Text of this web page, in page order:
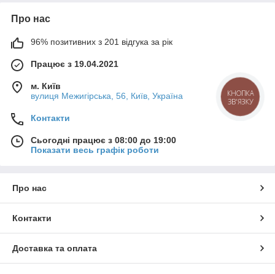
Про нас
96% позитивних з 201 відгука за рік
Працює з 19.04.2021
м. Київ
вулиця Межигірська, 56, Київ, Україна
Контакти
Сьогодні працює з 08:00 до 19:00
Показати весь графік роботи
Про нас
Контакти
Доставка та оплата
КНОПКА
ЗВ'ЯЗКУ